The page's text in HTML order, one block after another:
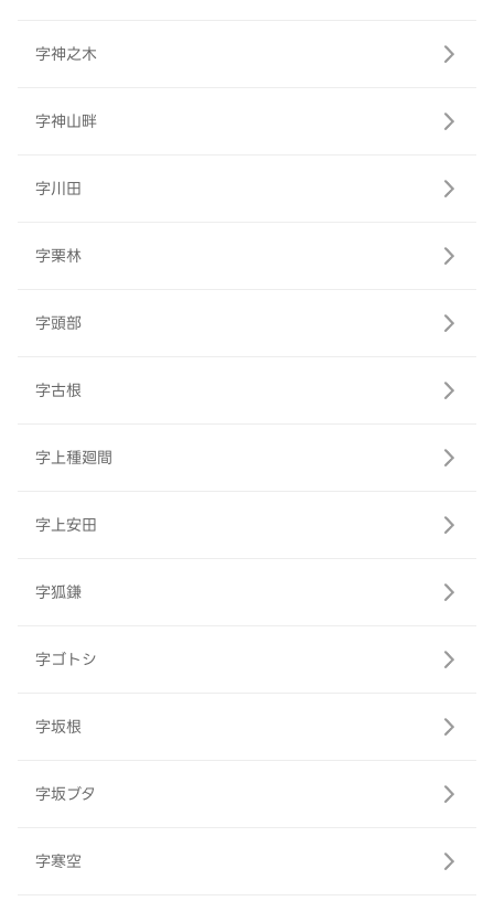
字神之木
字神山畔
字川田
字栗林
字頭部
字古根
字上種廻間
字上安田
字狐鎌
字ゴトシ
字坂根
字坂ブタ
字寒空